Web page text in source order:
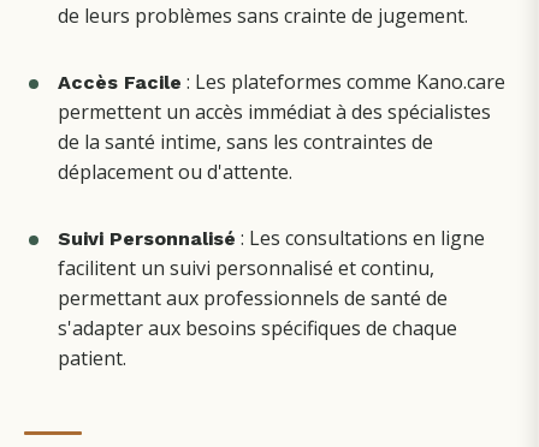
de leurs problèmes sans crainte de jugement.
Accès Facile : Les plateformes comme Kano.care
permettent un accès immédiat à des spécialistes
de la santé intime, sans les contraintes de
déplacement ou d'attente.
Suivi Personnalisé : Les consultations en ligne
facilitent un suivi personnalisé et continu,
permettant aux professionnels de santé de
s'adapter aux besoins spécifiques de chaque
patient.